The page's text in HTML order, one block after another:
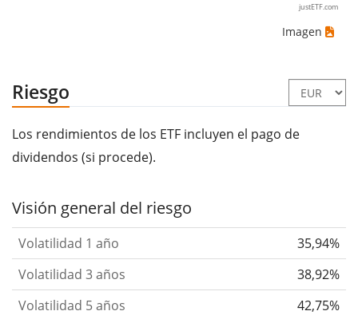
justETF.com
Imagen
Riesgo
Los rendimientos de los ETF incluyen el pago de
dividendos (si procede).
Visión general del riesgo
Volatilidad 1 año
35,94%
Volatilidad 3 años
38,92%
Volatilidad 5 años
42,75%